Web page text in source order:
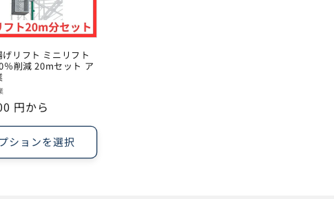
げリフト ミニリフト
％削減 20mセット ア
円から
ションを選択